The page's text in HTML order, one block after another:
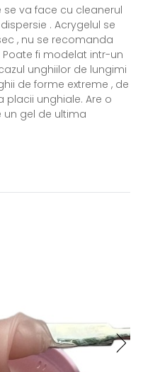
va face cu cleanerul
. Acrygelul se
, nu se recomanda
fi modelat intr-un
unghiilor de lungimi
de forme extreme , de
placii unghiale. Are o
un gel de ultima